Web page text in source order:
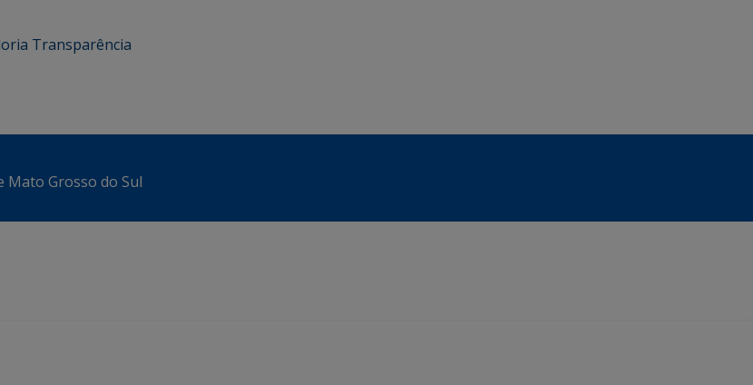
Transparência
Mato Grosso do Sul